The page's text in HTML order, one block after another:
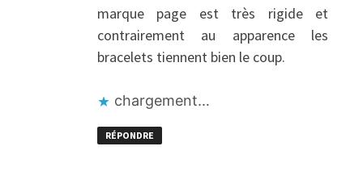
marque page est très rigide et
contrairement au apparence les
bracelets tiennent bien le coup.
chargement…
RÉPONDRE